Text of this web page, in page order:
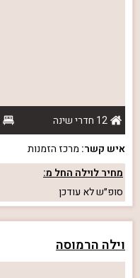
12 חדרי שינה
איש קשר: מרכז הזמנות
מחיר לוילה החל מ:
סופ״שלא עודכן
וילה הרמוסה